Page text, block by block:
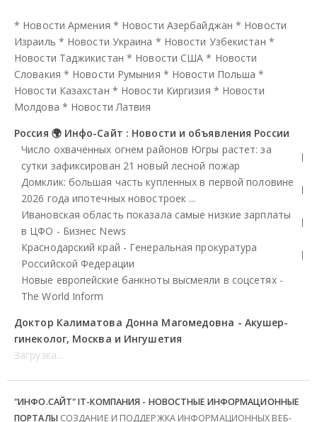
* Новости Армения * Новости Азербайджан * Новости
Израиль * Новости Украина * Новости Узбекистан *
Новости Таджикистан * Новости США * Новости
Словакия * Новости Румыния * Новости Польша *
Новости Казахстан * Новости Киргизия * Новости
Молдова * Новости Латвия
Россия 🌍 Инфо-Сайт : Новости и объявления России
Число охваченных огнем районов Югры растет: за
сутки зафиксирован 21 новый лесной пожар
Домклик: большая часть купленных в первой половине
2026 года ипотечных новостроек ...
Ивановская область показала самые низкие зарплаты
в ЦФО - Бизнес News
Краснодарский край - Генеральная прокуратура
Российской Федерации
Новые европейские банкноты высмеяли в соцсетях -
The World Inform
Доктор Калиматова Донна Магомедовна - Акушер-
гинеколог, Москва и Ингушетия
Загрузка...
"ИНФО.САЙТ" IT-КОМПАНИЯ - НОВОСТНЫЕ ИНФОРМАЦИОННЫЕ
ПОРТАЛЫСОЗДАНИЕ И ПОДДЕРЖКА ИНФОРМАЦИОННЫХ ВЕБ-